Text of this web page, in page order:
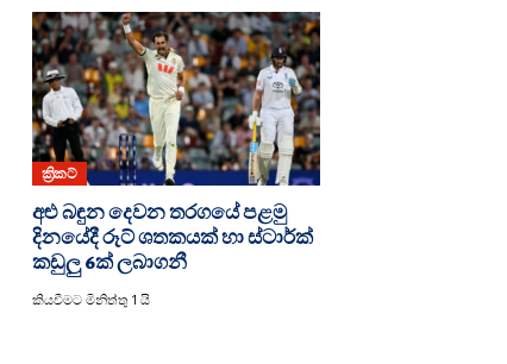
ක්‍රිකට්
අළු බඳුන දෙවන තරගයේ පළමු
දිනයේදී රූට් ශතකයක් හා ස්ටාර්ක්
කඩුලු 6ක් ලබාගනී
කියවීමට මිනිත්තු 1 යි